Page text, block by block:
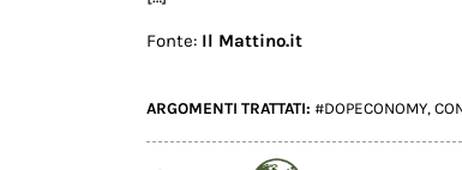
Fonte: Il Mattino.it
ARGOMENTI TRATTATI: #DOPECONOMY,